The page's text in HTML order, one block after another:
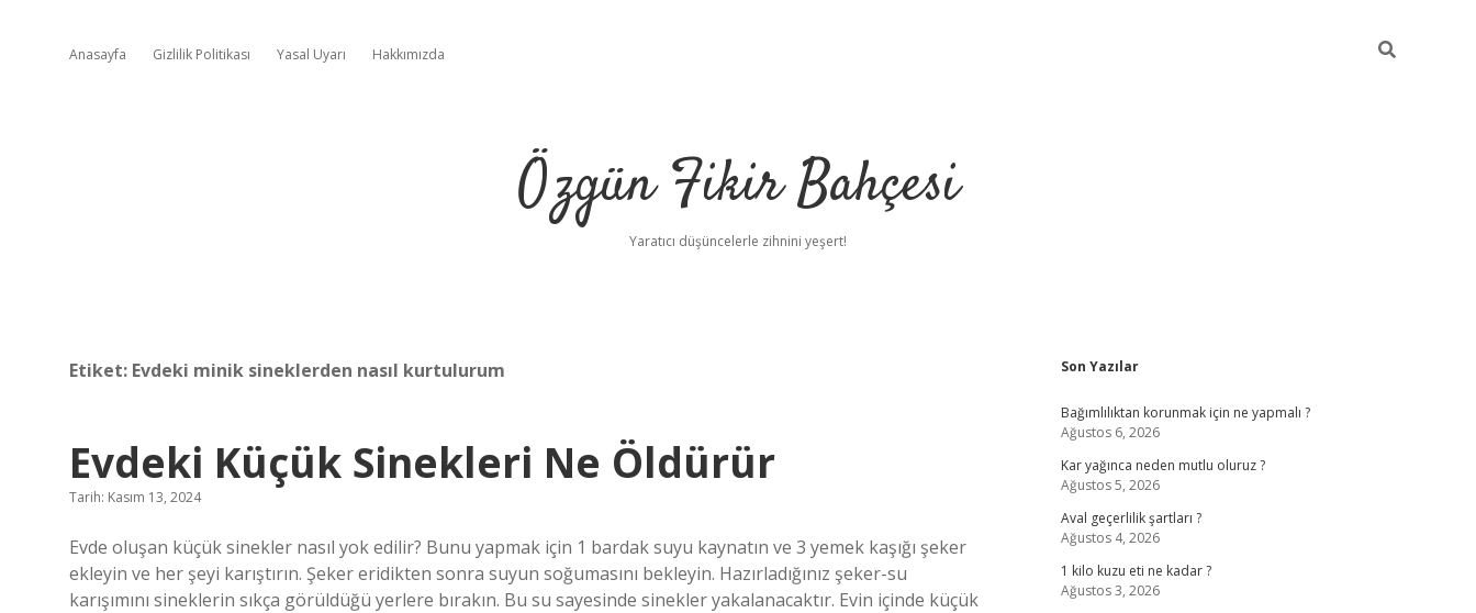
Anasayfa Gizlilik Politikası Yasal Uyarı Hakkımızda
Özgün Fikir Bahçesi
Yaratıcı düşüncelerle zihnini yeşert!
Etiket: Evdeki minik sineklerden nasıl kurtulurum
Evdeki Küçük Sinekleri Ne Öldürür
Tarih: Kasım 13, 2024
Evde oluşan küçük sinekler nasıl yok edilir? Bunu yapmak için 1 bardak suyu kaynatın ve 3 yemek kaşığı şeker
ekleyin ve her şeyi karıştırın. Şeker eridikten sonra suyun soğumasını bekleyin. Hazırladığınız şeker-su
karışımını sineklerin sıkça görüldüğü yerlere bırakın. Bu su sayesinde sinekler yakalanacaktır. Evin içinde küçük
Sidebar
Son Yazılar
Bağımlılıktan korunmak için ne yapmalı ?
Ağustos 6, 2026
Kar yağınca neden mutlu oluruz ?
Ağustos 5, 2026
Aval geçerlilik şartları ?
Ağustos 4, 2026
1 kilo kuzu eti ne kadar ?
Ağustos 3, 2026